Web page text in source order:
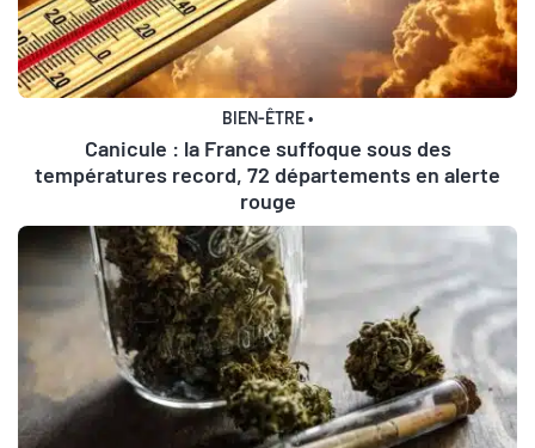
BIEN-ÊTRE•
Canicule : la France suffoque sous des
températures record, 72 départements en alerte
rouge